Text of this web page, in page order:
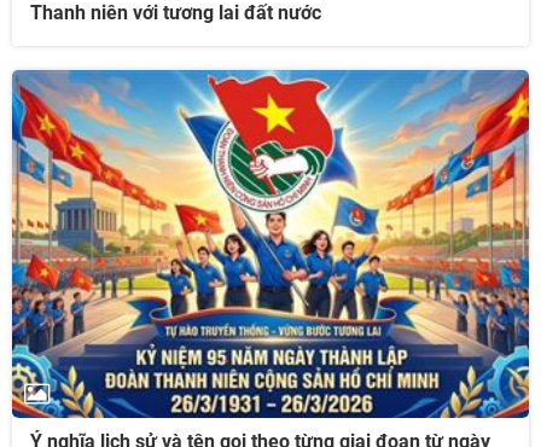
Thanh niên với tương lai đất nước
Ý nghĩa lịch sử và tên gọi theo từng giai đoạn từ ngày